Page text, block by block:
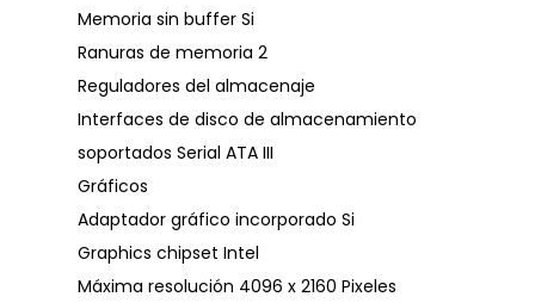
Memoria sin buffer Si
Ranuras de memoria 2
Reguladores del almacenaje
Interfaces de disco de almacenamiento
soportados Serial ATA III
Gráficos
Adaptador gráfico incorporado Si
Graphics chipset Intel
Máxima resolución 4096 x 2160 Pixeles